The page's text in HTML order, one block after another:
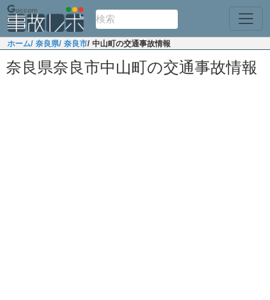
ホーム/ 奈良県/ 奈良市/ 中山町の交通事故情報
奈良県奈良市中山町の交通事故情報